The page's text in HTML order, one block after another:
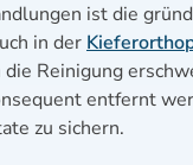
ist die
in der
Reinigung
entfernt
zu sichern.